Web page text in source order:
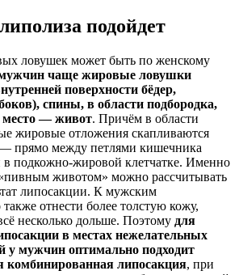
подойдет
ловушек может быть по женскому
чаще жировые ловушки
поверхности бёдер,
спины, в области подбородка,
место — живот. Причём в области
жировые отложения скапливаются
прямо между петлями кишечника
подкожно-жировой клетчатке. Именно
животом» можно рассчитывать
липосакции. К мужским
отнести более толстую кожу,
несколько дольше. Поэтому для
в местах нежелательных
у мужчин оптимально подходит
комбинированная липосакция, при